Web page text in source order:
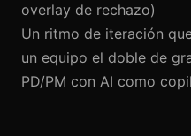
overlay de rechazo)
Un ritmo de iteración
un equipo el doble de
PD/PM con AI como